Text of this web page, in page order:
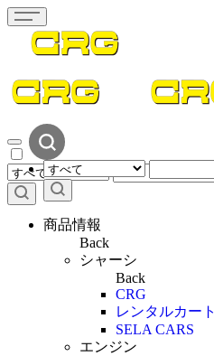
商品情報
Back
シャーシ
Back
CRG
レンタルカート
SELA CARS
エンジン